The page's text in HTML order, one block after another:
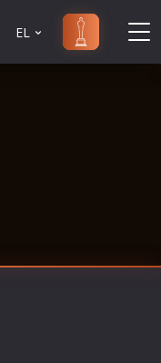
EL